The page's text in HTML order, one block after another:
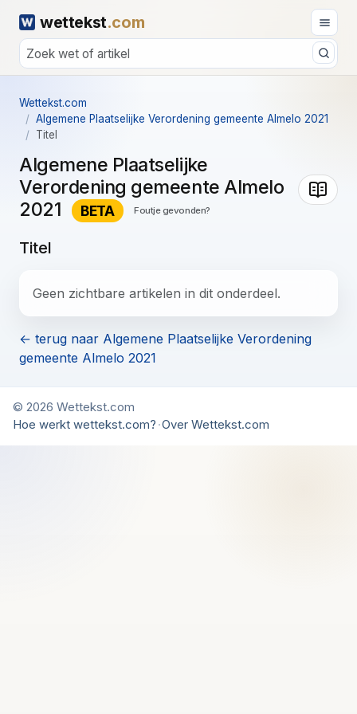
wettekst.com
Wettekst.com
Algemene Plaatselijke Verordening gemeente Almelo 2021
Titel
Algemene Plaatselijke
Verordening gemeente Almelo
2021
BETA Foutje gevonden?
Titel
Geen zichtbare artikelen in dit onderdeel.
← terug naar Algemene Plaatselijke Verordening
gemeente Almelo 2021
© 2026 Wettekst.com
Hoe werkt wettekst.com? ·Over Wettekst.com